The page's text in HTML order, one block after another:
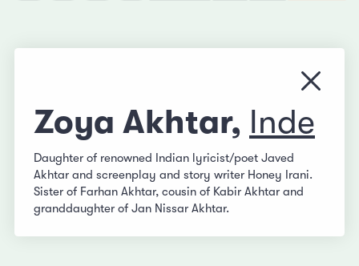
Zoya Akhtar, Inde
Daughter of renowned Indian lyricist/poet Javed
Akhtar and screenplay and story writer Honey Irani.
Sister of Farhan Akhtar, cousin of Kabir Akhtar and
granddaughter of Jan Nissar Akhtar.